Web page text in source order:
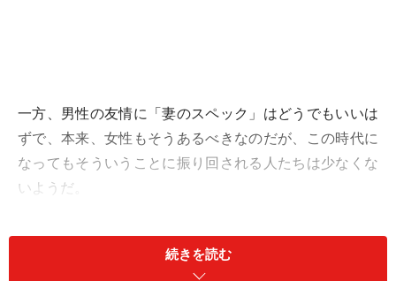
一方、男性の友情に「妻のスペック」はどうでもいいは
ずで、本来、女性もそうあるべきなのだが、この時代に
なってもそういうことに振り回される人たちは少なくな
いようだ。
女40歳、いろいろ持っている人と持ってい
続きを読む